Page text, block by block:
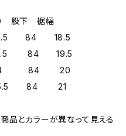
股下 裾幅
84 18.5
84 19.5
84 20
84 21
品とカラーが異なって見える